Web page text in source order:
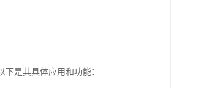
是其具体应用和功能：